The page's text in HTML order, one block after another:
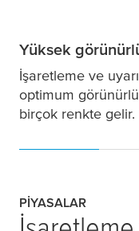
Yüksek
İşaretleme ve
optimum
birçok renkte gelir.
PIYASALAR